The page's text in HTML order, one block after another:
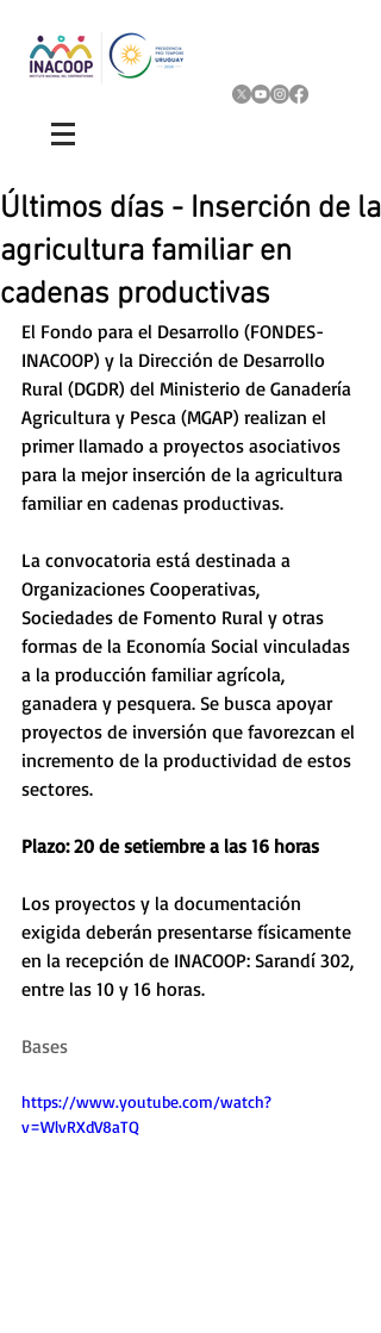
Últimos días - Inserción de la
agricultura familiar en
cadenas productivas
El Fondo para el Desarrollo (FONDES-
INACOOP) y la Dirección de Desarrollo
Rural (DGDR) del Ministerio de Ganadería
Agricultura y Pesca (MGAP) realizan el
primer llamado a proyectos asociativos
para la mejor inserción de la agricultura
familiar en cadenas productivas.
La convocatoria está destinada a
Organizaciones Cooperativas,
Sociedades de Fomento Rural y otras
formas de la Economía Social vinculadas
a la producción familiar agrícola,
ganadera y pesquera. Se busca apoyar
proyectos de inversión que favorezcan el
incremento de la productividad de estos
sectores.
Plazo: 20 de setiembre a las 16 horas
Los proyectos y la documentación
exigida deberán presentarse físicamente
en la recepción de INACOOP: Sarandí 302,
entre las 10 y 16 horas.
Bases
https://www.youtube.com/watch?
v=WlvRXdV8aTQ